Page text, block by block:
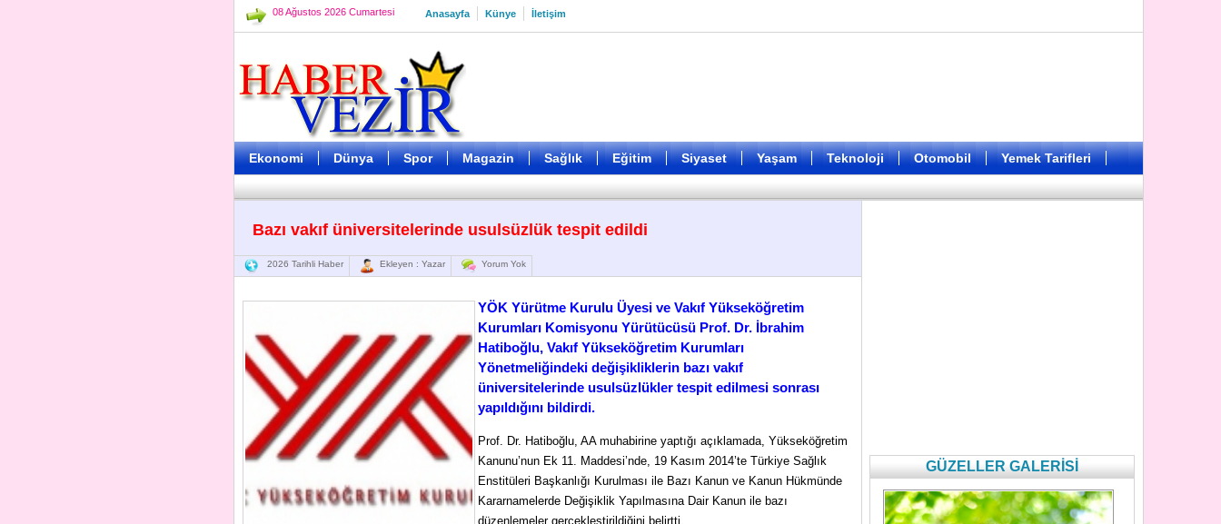
08 Ağustos 2026 Cumartesi Anasayfa Künye İletişim
Ekonomi Dünya Spor Magazin Sağlık Eğitim Siyaset Yaşam Teknoloji Otomobil Yemek Tarifleri
Bazı vakıf üniversitelerinde usulsüzlük tespit edildi
2026 Tarihli Haber Ekleyen : Yazar Yorum Yok
YÖK Yürütme Kurulu Üyesi ve Vakıf Yükseköğretim
Kurumları Komisyonu Yürütücüsü Prof. Dr. İbrahim
Hatiboğlu, Vakıf Yükseköğretim Kurumları
Yönetmeliğindeki değişikliklerin bazı vakıf
üniversitelerinde usulsüzlükler tespit edilmesi sonrası
yapıldığını bildirdi.
Prof. Dr. Hatiboğlu, AA muhabirine yaptığı açıklamada, Yükseköğretim
Kanunu’nun Ek 11. Maddesi’nde, 19 Kasım 2014’te Türkiye Sağlık
Enstitüleri Başkanlığı Kurulması ile Bazı Kanun ve Kanun Hükmünde
Kararnamelerde Değişiklik Yapılmasına Dair Kanun ile bazı
düzenlemeler gerçekleştirildiğini belirtti.
GÜZELLER GALERİSİ